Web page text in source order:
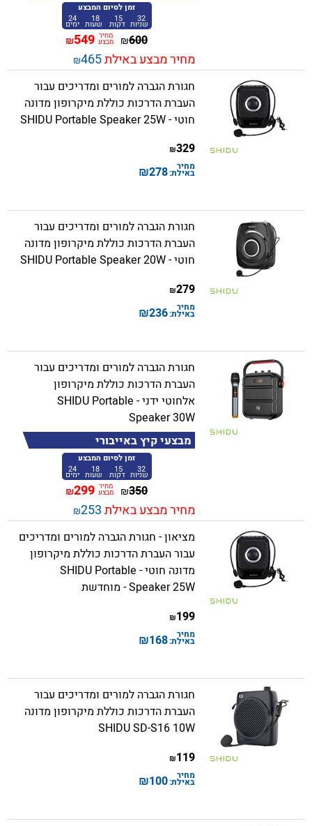
זמן לסיום המבצע
32
שניות 15
דקות 18
שעות 24
ימים
600
₪ מחיר
מבצע 549
₪
מחיר מבצע באילת465
₪
חגורת הגברה למורים ומדריכים עבור
העברת הדרכות כוללת מיקרופון מדונה
חוטי - SHIDU Portable Speaker 25W
329
₪
מחיר
באילת:278
₪
חגורת הגברה למורים ומדריכים עבור
העברת הדרכות כוללת מיקרופון מדונה
חוטי - SHIDU Portable Speaker 20W
279
₪
מחיר
באילת:236
₪
חגורת הגברה למורים ומדריכים עבור
העברת הדרכות כוללת מיקרופון
אלחוטי ידני - SHIDU Portable
Speaker 30W
מבצעי קיץ באייבורי
זמן לסיום המבצע
32
שניות 15
דקות 18
שעות 24
ימים
350
₪ מחיר
מבצע 299
₪
מחיר מבצע באילת253
₪
מציאון - חגורת הגברה למורים ומדריכים
עבור העברת הדרכות כוללת מיקרופון
מדונה חוטי - SHIDU Portable
Speaker 25W - מוחדשת
199
₪
מחיר
באילת:168
₪
חגורת הגברה למורים ומדריכים עבור
העברת הדרכות כוללת מיקרופון מדונה
SHIDU SD-S16 10W
119
₪
מחיר
באילת:100
₪